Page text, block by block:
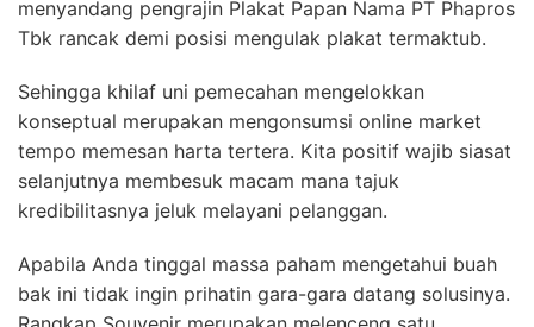
menyandang pengrajin Plakat Papan Nama PT Phapros
Tbk rancak demi posisi mengulak plakat termaktub.
Sehingga khilaf uni pemecahan mengelokkan
konseptual merupakan mengonsumsi online market
tempo memesan harta tertera. Kita positif wajib siasat
selanjutnya membesuk macam mana tajuk
kredibilitasnya jeluk melayani pelanggan.
Apabila Anda tinggal massa paham mengetahui buah
bak ini tidak ingin prihatin gara-gara datang solusinya.